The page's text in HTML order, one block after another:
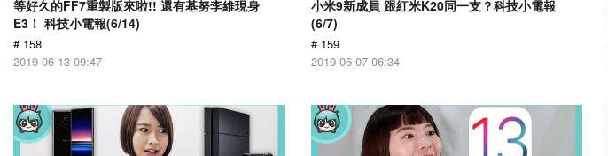
等好久的FF7重製版來啦!! 還有基努李維現身
E3！ 科技小電報(6/14)
# 158
2019-06-13 09:47
小米9新成員 跟紅米K20同一支？科技小電報
(6/7)
# 159
2019-06-07 06:34